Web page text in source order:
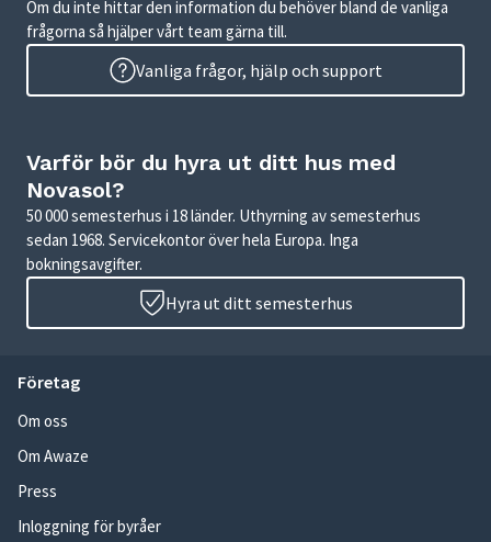
Om du inte hittar den information du behöver bland de vanliga
frågorna så hjälper vårt team gärna till.
Vanliga frågor, hjälp och support
Varför bör du hyra ut ditt hus med
Novasol?
50 000 semesterhus i 18 länder. Uthyrning av semesterhus
sedan 1968. Servicekontor över hela Europa. Inga
bokningsavgifter.
Hyra ut ditt semesterhus
Företag
Om oss
Om Awaze
Press
Inloggning för byråer